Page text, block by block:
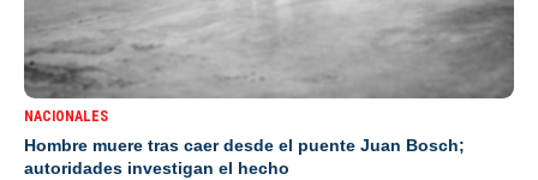
NACIONALES
Hombre muere tras caer desde el puente Juan Bosch;
autoridades investigan el hecho